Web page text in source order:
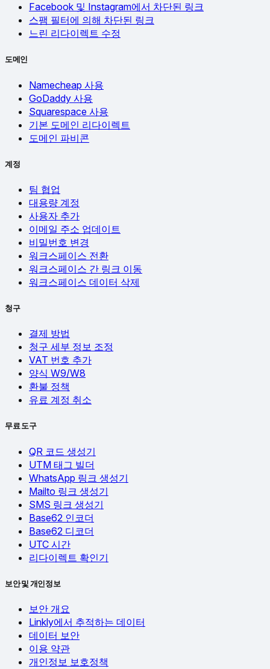
Facebook 및 Instagram에서 차단된 링크
스팸 필터에 의해 차단된 링크
느린 리다이렉트 수정
도메인
Namecheap 사용
GoDaddy 사용
Squarespace 사용
기본 도메인 리다이렉트
도메인 파비콘
계정
팀 협업
대용량 계정
사용자 추가
이메일 주소 업데이트
비밀번호 변경
워크스페이스 전환
워크스페이스 간 링크 이동
워크스페이스 데이터 삭제
청구
결제 방법
청구 세부 정보 조정
VAT 번호 추가
양식 W9/W8
환불 정책
유료 계정 취소
무료 도구
QR 코드 생성기
UTM 태그 빌더
WhatsApp 링크 생성기
Mailto 링크 생성기
SMS 링크 생성기
Base62 인코더
Base62 디코더
UTC 시간
리다이렉트 확인기
보안 및 개인정보
보안 개요
Linkly에서 추적하는 데이터
데이터 보안
이용 약관
개인정보 보호정책